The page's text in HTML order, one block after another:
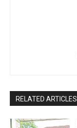
RELATED ARTICLES